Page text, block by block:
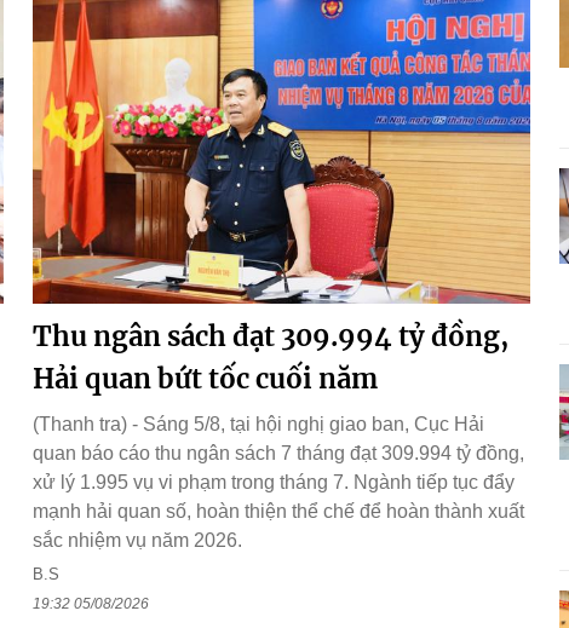
Thu ngân sách đạt 309.994 tỷ đồng,
Hải quan bứt tốc cuối năm
(Thanh tra) - Sáng 5/8, tại hội nghị giao ban, Cục Hải
quan báo cáo thu ngân sách 7 tháng đạt 309.994 tỷ đồng,
xử lý 1.995 vụ vi phạm trong tháng 7. Ngành tiếp tục đẩy
mạnh hải quan số, hoàn thiện thể chế để hoàn thành xuất
sắc nhiệm vụ năm 2026.
B.S
19:32 05/08/2026